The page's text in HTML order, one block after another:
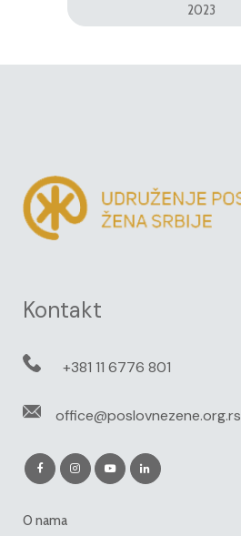
2023
Kontakt
+381 11 6776 801
office@poslovnezene.org.rs
O nama